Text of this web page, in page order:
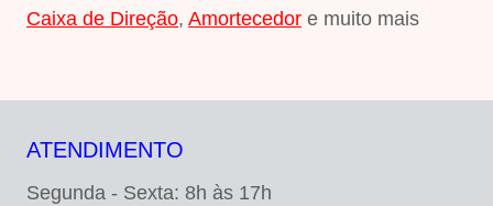
Caixa de Direção, Amortecedor e muito mais
ATENDIMENTO
Segunda - Sexta: 8h às 17h